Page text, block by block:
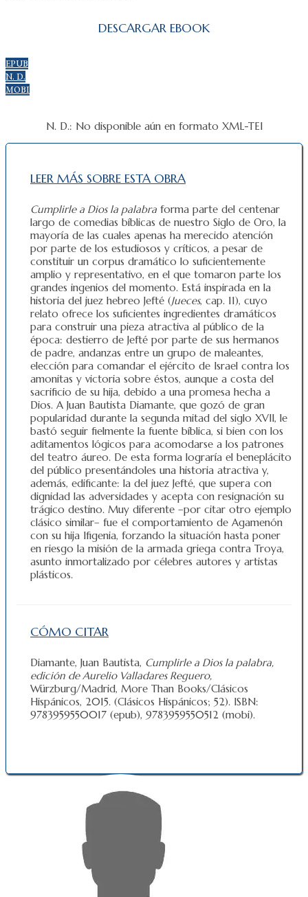
DESCARGAR EBOOK
EPUB
N. D.
MOBI
N. D.: No disponible aún en formato XML-TEI
LEER MÁS SOBRE ESTA OBRA
Cumplirle a Dios la palabra forma parte del centenar
largo de comedias bíblicas de nuestro Siglo de Oro, la
mayoría de las cuales apenas ha merecido atención
por parte de los estudiosos y críticos, a pesar de
constituir un corpus dramático lo suficientemente
amplio y representativo, en el que tomaron parte los
grandes ingenios del momento. Está inspirada en la
historia del juez hebreo Jefté (Jueces, cap. 11), cuyo
relato ofrece los suficientes ingredientes dramáticos
para construir una pieza atractiva al público de la
época: destierro de Jefté por parte de sus hermanos
de padre, andanzas entre un grupo de maleantes,
elección para comandar el ejército de Israel contra los
amonitas y victoria sobre éstos, aunque a costa del
sacrificio de su hija, debido a una promesa hecha a
Dios. A Juan Bautista Diamante, que gozó de gran
popularidad durante la segunda mitad del siglo XVII, le
bastó seguir fielmente la fuente bíblica, si bien con los
aditamentos lógicos para acomodarse a los patrones
del teatro áureo. De esta forma lograría el beneplácito
del público presentándoles una historia atractiva y,
además, edificante: la del juez Jefté, que supera con
dignidad las adversidades y acepta con resignación su
trágico destino. Muy diferente –por citar otro ejemplo
clásico similar– fue el comportamiento de Agamenón
con su hija Ifigenia, forzando la situación hasta poner
en riesgo la misión de la armada griega contra Troya,
asunto inmortalizado por célebres autores y artistas
plásticos.
CÓMO CITAR
Diamante, Juan Bautista, Cumplirle a Dios la palabra,
edición de Aurelio Valladares Reguero,
Würzburg/Madrid, More Than Books/Clásicos
Hispánicos, 2015. (Clásicos Hispánicos; 52). ISBN:
9783959550017 (epub), 9783959550512 (mobi).